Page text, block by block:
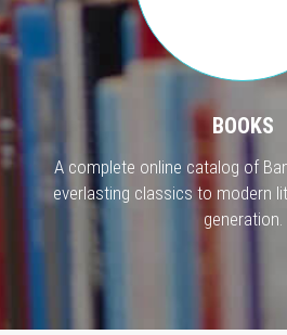
BOOKS
A complete online catalog of
everlasting classics to modern
generation.